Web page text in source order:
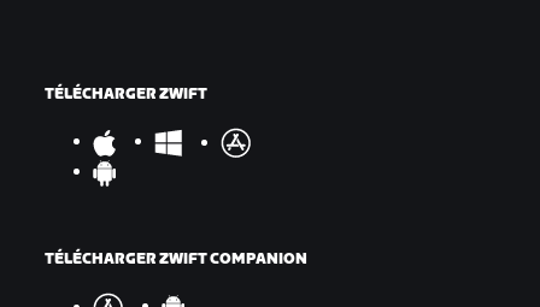
TÉLÉCHARGER ZWIFT
TÉLÉCHARGER ZWIFT COMPANION